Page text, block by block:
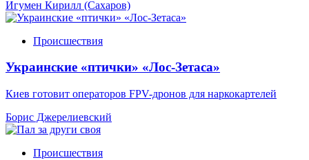
Игумен Кирилл (Сахаров)
Происшествия
Украинские «птички» «Лос-Зетаса»
Киев готовит операторов FPV-дронов для наркокартелей
Борис Джерелиевский
Происшествия